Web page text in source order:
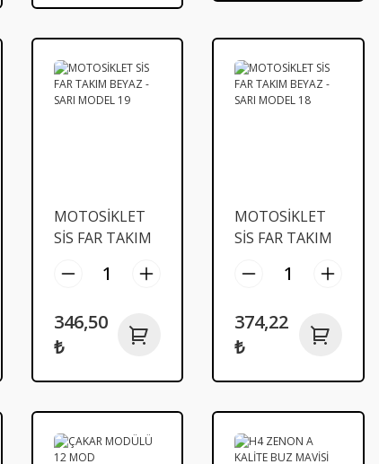
MOTOSİKLET
SİS FAR TAKIM
MODEL 19
346,50
₺
MOTOSİKLET
SİS FAR TAKIM
MODEL 18
374,22
₺